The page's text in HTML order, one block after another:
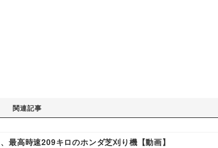
関連記事
最高時速209キロのホンダ芝刈り機【動画】